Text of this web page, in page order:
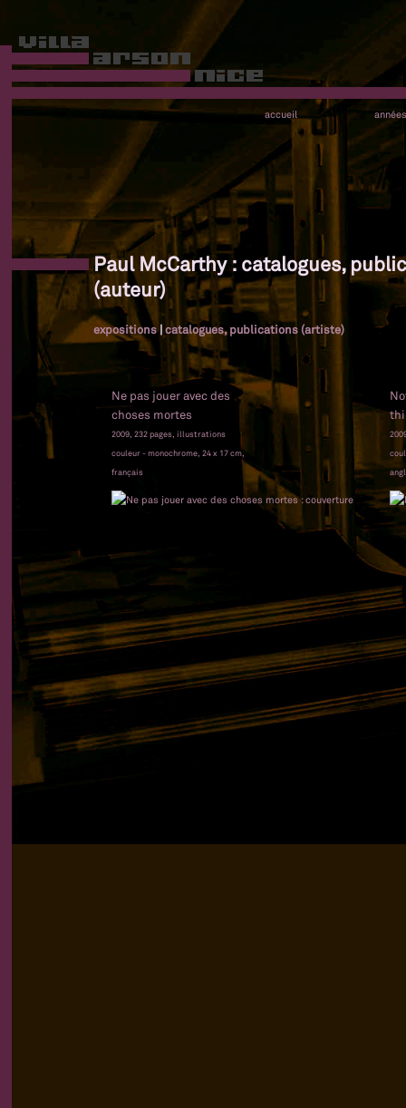
accueil années
Paul McCarthy : catalogues,
(auteur)
expositions|catalogues, publications (artiste)
Ne pas jouer avec des
choses mortes
2009, 232 pages, illustrations
couleur - monochrome, 24 x 17 cm,
français